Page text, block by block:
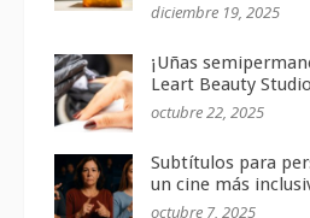
diciembre 19, 2025
¡Uñas
Leart Beauty
octubre 22, 2025
Subtítulos para
un cine más
octubre 7, 2025